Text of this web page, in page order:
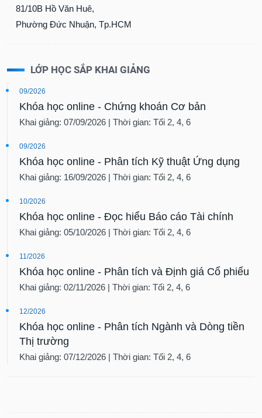
81/10B Hồ Văn Huê,
Phường Đức Nhuận, Tp.HCM
LỚP HỌC SẮP KHAI GIẢNG
09/2026
Khóa học online - Chứng khoán Cơ bản
Khai giảng: 07/09/2026 | Thời gian: Tối 2, 4, 6
09/2026
Khóa học online - Phân tích Kỹ thuật Ứng dụng
Khai giảng: 16/09/2026 | Thời gian: Tối 2, 4, 6
10/2026
Khóa học online - Đọc hiểu Báo cáo Tài chính
Khai giảng: 05/10/2026 | Thời gian: Tối 2, 4, 6
11/2026
Khóa học online - Phân tích và Định giá Cổ phiếu
Khai giảng: 02/11/2026 | Thời gian: Tối 2, 4, 6
12/2026
Khóa học online - Phân tích Ngành và Dòng tiền
Thị trường
Khai giảng: 07/12/2026 | Thời gian: Tối 2, 4, 6